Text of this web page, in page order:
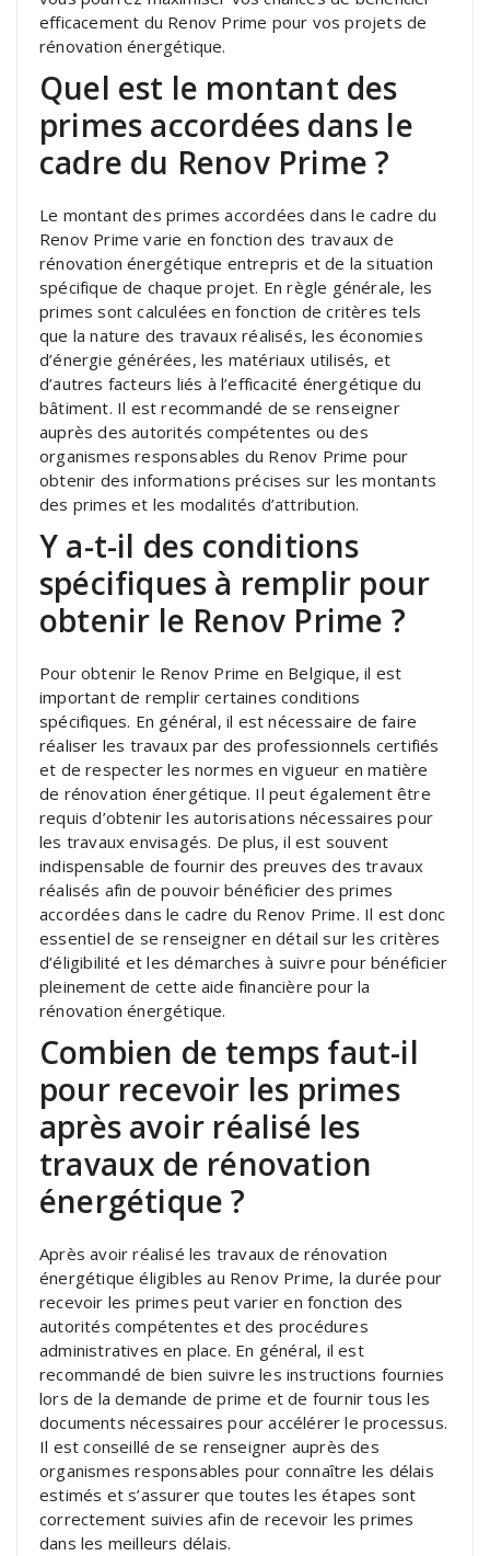
efficacement du Renov Prime pour vos projets de
rénovation énergétique.
Quel est le montant des
primes accordées dans le
cadre du Renov Prime ?
Le montant des primes accordées dans le cadre du
Renov Prime varie en fonction des travaux de
rénovation énergétique entrepris et de la situation
spécifique de chaque projet. En règle générale, les
primes sont calculées en fonction de critères tels
que la nature des travaux réalisés, les économies
d’énergie générées, les matériaux utilisés, et
d’autres facteurs liés à l’efficacité énergétique du
bâtiment. Il est recommandé de se renseigner
auprès des autorités compétentes ou des
organismes responsables du Renov Prime pour
obtenir des informations précises sur les montants
des primes et les modalités d’attribution.
Y a-t-il des conditions
spécifiques à remplir pour
obtenir le Renov Prime ?
Pour obtenir le Renov Prime en Belgique, il est
important de remplir certaines conditions
spécifiques. En général, il est nécessaire de faire
réaliser les travaux par des professionnels certifiés
et de respecter les normes en vigueur en matière
de rénovation énergétique. Il peut également être
requis d’obtenir les autorisations nécessaires pour
les travaux envisagés. De plus, il est souvent
indispensable de fournir des preuves des travaux
réalisés afin de pouvoir bénéficier des primes
accordées dans le cadre du Renov Prime. Il est donc
essentiel de se renseigner en détail sur les critères
d’éligibilité et les démarches à suivre pour bénéficier
pleinement de cette aide financière pour la
rénovation énergétique.
Combien de temps faut-il
pour recevoir les primes
après avoir réalisé les
travaux de rénovation
énergétique ?
Après avoir réalisé les travaux de rénovation
énergétique éligibles au Renov Prime, la durée pour
recevoir les primes peut varier en fonction des
autorités compétentes et des procédures
administratives en place. En général, il est
recommandé de bien suivre les instructions fournies
lors de la demande de prime et de fournir tous les
documents nécessaires pour accélérer le processus.
Il est conseillé de se renseigner auprès des
organismes responsables pour connaître les délais
estimés et s’assurer que toutes les étapes sont
correctement suivies afin de recevoir les primes
dans les meilleurs délais.